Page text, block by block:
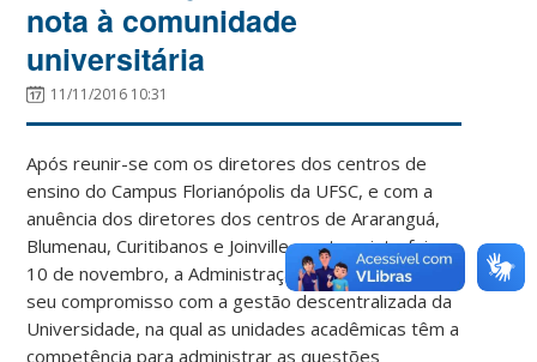
nota à comunidade
universitária
11/11/2016 10:31
Após reunir-se com os diretores dos centros de
ensino do Campus Florianópolis da UFSC, e com a
anuência dos diretores dos centros de Araranguá,
Blumenau, Curitibanos e Joinville, nesta quinta-feira,
10 de novembro, a Administração Central reafirma
seu compromisso com a gestão descentralizada da
Universidade, na qual as unidades acadêmicas têm a
competência para administrar as questões